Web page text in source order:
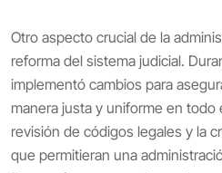
Otro aspecto crucial de la
reforma del sistema judicial.
implementó cambios para
manera justa y uniforme en todo
revisión de códigos legales y la
que permitieran una